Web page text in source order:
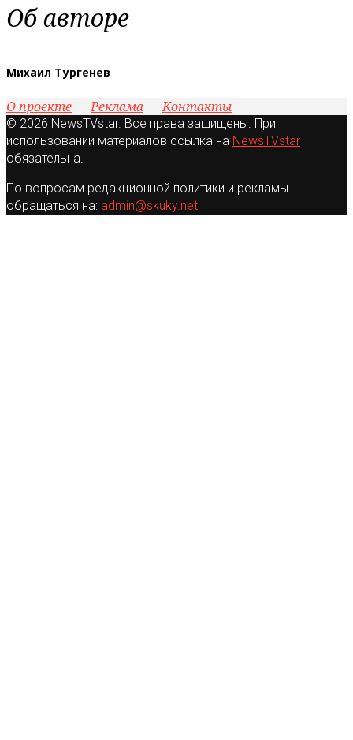
Об авторе
Михаил Тургенев
О проекте Реклама Контакты
© 2026 NewsTVstar. Все права защищены. При
использовании материалов ссылка на NewsTVstar
обязательна.
По вопросам редакционной политики и рекламы
обращаться на: admin@skuky.net